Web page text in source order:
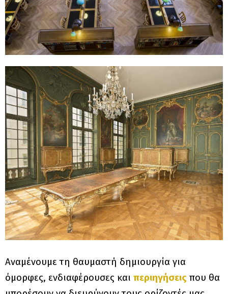
Αναμένουμε τη θαυμαστή δημιουργία για
όμορφες, ενδιαφέρουσες και περιηγήσεις που θα